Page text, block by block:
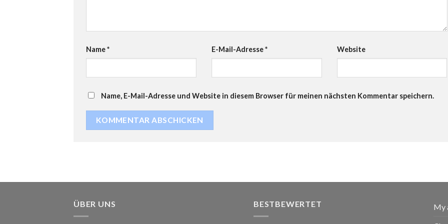
Name* E-Mail-Adresse* Website
Name, E-Mail-Adresse und Website in diesem Browser für meinen nächsten Kommentar speichern.
ÜBER UNS BESTBEWERTET
My